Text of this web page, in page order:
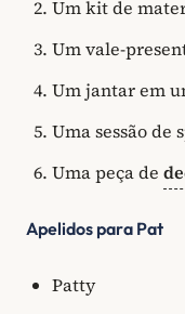
Um kit de
Um vale-
Um jantar em
Uma sessão de
Uma peça de
Apelidos para Pat
Patty